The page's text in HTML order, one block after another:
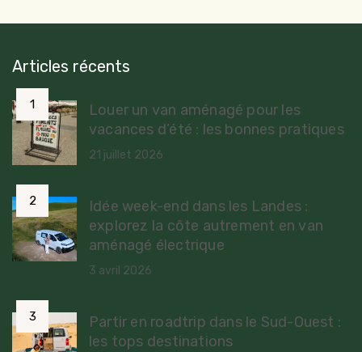
Articles récents
Louer un van aménagé pour les
vacances d’été : les bonnes pratiques
21 juillet 2026
Idée week-end dans les Landes :
explorez la côte autrement en van
aménagé électrique
3 avril 2026
Partir en roadtrip dans le Sud-Ouest :
les tops destinations